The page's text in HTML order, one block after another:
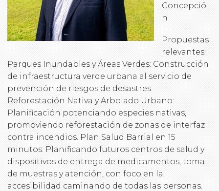
Concepció
n
Propuestas
relevantes:
Parques Inundables y Áreas Verdes: Construcción
de infraestructura verde urbana al servicio de
prevención de riesgos de desastres.
Reforestación Nativa y Arbolado Urbano:
Planificación potenciando especies nativas,
promoviendo reforestación de zonas de interfaz
contra incendios. Plan Salud Barrial en 15
minutos: Planificando futuros centros de salud y
dispositivos de entrega de medicamentos, toma
de muestras y atención, con foco en la
accesibilidad caminando de todas las personas.